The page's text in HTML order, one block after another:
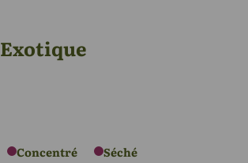
Exotique
Concentré
Séché